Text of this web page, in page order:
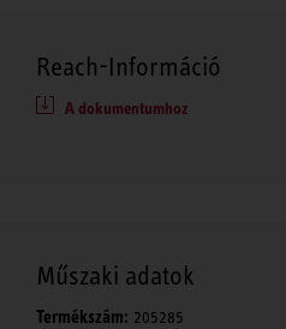
Reach-Információ
A dokumentumhoz
Műszaki adatok
Termékszám: 205285